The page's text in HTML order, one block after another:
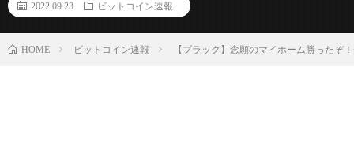
2022.09.23 ビットコイン速報
HOME ビットコイン速報 【ブラック】念願のマイホーム勝った